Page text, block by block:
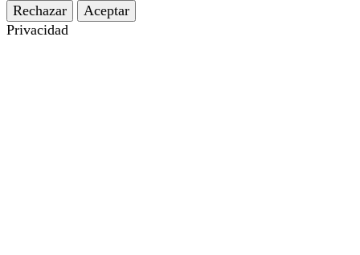
Rechazar
Aceptar
Privacidad